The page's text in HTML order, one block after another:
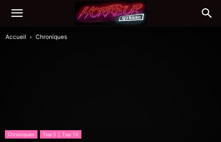
Accueil Chroniques
Chroniques Top 5 | Top 10